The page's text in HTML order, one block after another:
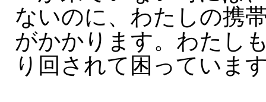
ないのに、わたしの携
がかかります。わたし
り回されて困っていま